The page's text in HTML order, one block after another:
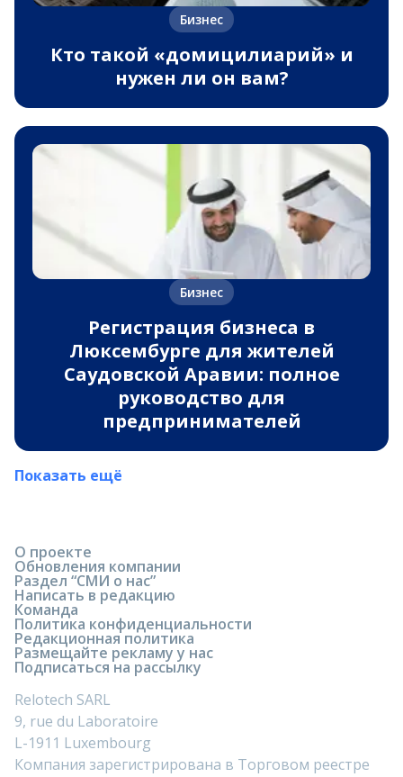
Бизнес
Кто такой «домицилиарий» и
нужен ли он вам?
Бизнес
Регистрация бизнеса в
Люксембурге для жителей
Саудовской Аравии: полное
руководство для
предпринимателей
Показать ещё
О проекте
Обновления компании
Раздел “СМИ о нас”
Написать в редакцию
Команда
Политика конфиденциальности
Редакционная политика
Размещайте рекламу у нас
Подписаться на рассылку
Relotech SARL
9, rue du Laboratoire
L-1911 Luxembourg
Компания зарегистрирована в Торговом реестре